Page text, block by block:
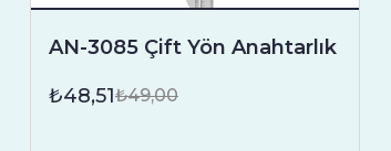
AN-3085 Çift Yön Anahtarlık
₺48,51₺49,00